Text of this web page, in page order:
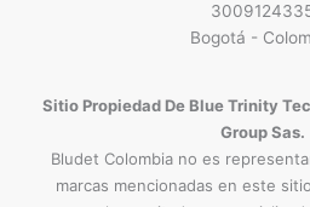
Bogotá -
Sitio Propiedad De Blue Trinity
Group Sas.
Bludet Colombia no es
marcas mencionadas en este